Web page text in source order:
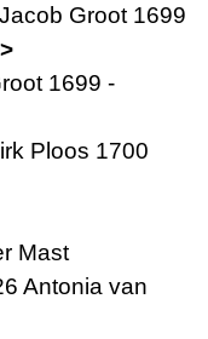
Groot 1699
1699 -
Ploos 1700
Mast
Antonia van